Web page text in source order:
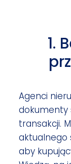
1.
Agenci
dokumenty
transakcji.
aktualnego
aby